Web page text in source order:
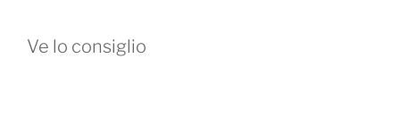
Ve lo consiglio